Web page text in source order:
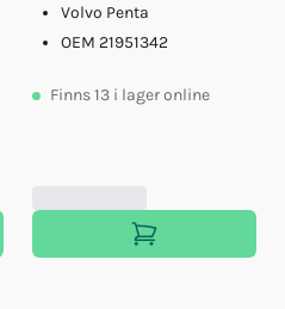
Volvo Penta
OEM 21951342
Finns13 i lager online